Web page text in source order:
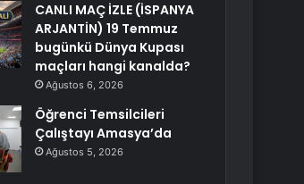
CANLI MAÇ İZLE (İSPANYA
ARJANTİN) 19 Temmuz
bugünkü Dünya Kupası
maçları hangi kanalda?
Ağustos 6, 2026
Öğrenci Temsilcileri
Çalıştayı Amasya’da
Ağustos 5, 2026